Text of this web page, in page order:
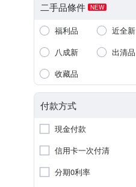
二手品條件 NEW
福利品
近全新
八成新
出清品
收藏品
付款方式
現金付款
信用卡一次付清
分期0利率